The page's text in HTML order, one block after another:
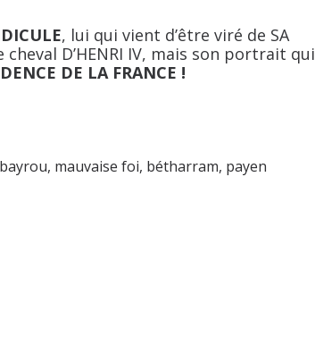
, lui qui vient d’être viré de SA
D’HENRI IV, mais son portrait qui
DE LA FRANCE !
bayrou, mauvaise foi, bétharram, payen